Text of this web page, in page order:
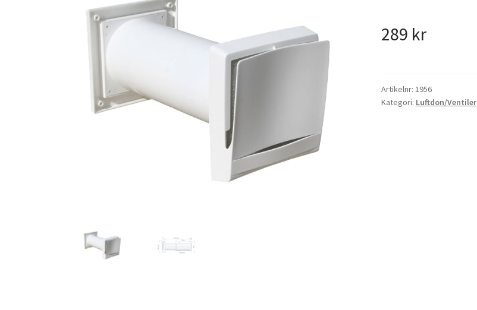
289 kr
Artikelnr: 1956
Kategori: Luftdon/Ventiler